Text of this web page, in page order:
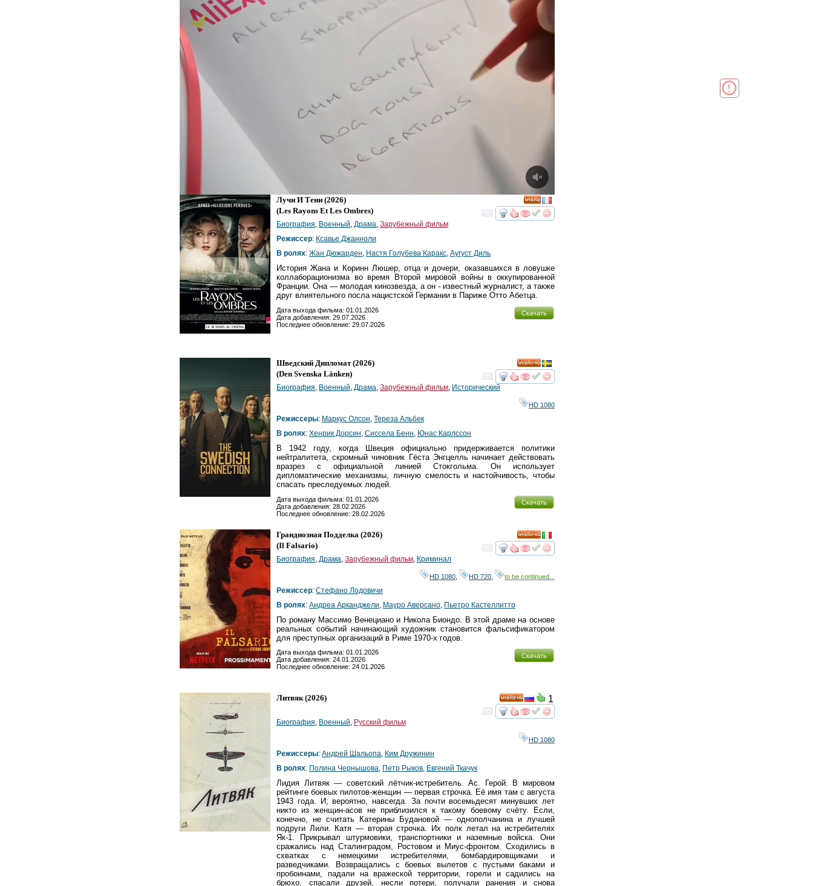
смотретьинтересует
Лучи И Тени (2026)
(Les Rayons Et Les Ombres)
Биография Военный Драма Зарубежный фильм
Режиссер: Ксавье Джанноли
В ролях: Жан Дюжарден Настя Голубева Каракс Аугуст Диль
История Жана и Коринн Люшер, отца и дочери, оказавшихся в ловушке
коллаборационизма во время Второй мировой войны в оккупированной
Франции. Она — молодая кинозвезда, а он - известный журналист, а также
друг влиятельного посла нацистской Германии в Париже Отто Абетца.
Скачать
Дата выхода фильма: 01.01.2026
Дата добавления: 29.07.2026
Последнее обновление: 29.07.2026
смотретьинтересует
HD
Шведский Дипломат(2026)
(Den Svenska Länken)
Биография Военный Драма Зарубежный фильм Исторический
HD 1080
Режиссеры: Маркус Олсон Тереза Альбек
В ролях: Хенрик Дорсин Сиссела Бенн Юнас Карлссон
В 1942 году, когда Швеция официально придерживается политики
нейтралитета, скромный чиновник Гёста Энгцелль начинает действовать
вразрез с официальной линией Стокгольма. Он использует
дипломатические механизмы, личную смелость и настойчивость, чтобы
спасать преследуемых людей.
Скачать
Дата выхода фильма: 01.01.2026
Дата добавления: 28.02.2026
Последнее обновление: 28.02.2026
смотретьинтересует
HD
Грандиозная Подделка (2026)
(Il Falsario)
Биография Драма Зарубежный фильм Криминал
HD 1080 HD 720 to be continued...
Режиссер: Стефано Лодовичи
В ролях: Андреа Арканджели Мауро Аверсано Пьетро Кастеллитто
По роману Массимо Венециано и Никола Биондо. В этой драме на основе
реальных событий начинающий художник становится фальсификатором
для преступных организаций в Риме 1970-х годов.
Скачать
Дата выхода фильма: 01.01.2026
Дата добавления: 24.01.2026
Последнее обновление: 24.01.2026
смотретьинтересует
HD
1
Литвяк (2026)
Биография Военный Русский фильм
HD 1080
Режиссеры: Андрей Шальопа Ким Дружинин
В ролях: Полина Чернышова Петр Рыков Евгений Ткачук
Лидия Литвяк — советский лётчик-истребитель. Ас. Герой. В мировом
рейтинге боевых пилотов-женщин — первая строчка. Её имя там с августа
1943 года. И, вероятно, навсегда. За почти восемьдесят минувших лет
никто из женщин-асов не приблизился к такому боевому счёту. Если,
конечно, не считать Катерины Будановой — однополчанина и лучшей
подруги Лили. Катя — вторая строчка. Их полк летал на истребителях
Як-1. Прикрывал штурмовики, транспортники и наземные войска. Они
сражались над Сталинградом, Ростовом и Миус-фронтом. Сходились в
схватках с немецкими истребителями, бомбардировщиками и
разведчиками. Возвращались с боевых вылетов с пустыми баками и
пробоинами, падали на вражеской территории, горели и садились на
брюхо, спасали друзей, несли потери, получали ранения и снова